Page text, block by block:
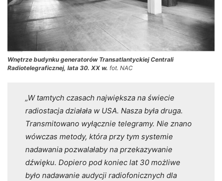
Wnętrze budynku generatorów Transatlantyckiej Centrali
Radiotelegraficznej, lata 30. XX w. fot. NAC
„W tamtych czasach największa na świecie
radiostacja działała w USA. Nasza była druga.
Transmitowano wyłącznie telegramy. Nie znano
wówczas metody, która przy tym systemie
nadawania pozwalałaby na przekazywanie
dźwięku. Dopiero pod koniec lat 30 możliwe
było nadawanie audycji radiofonicznych dla